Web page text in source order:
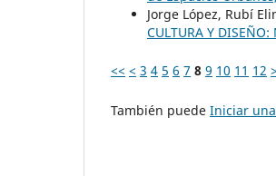
Jorge López, Rubí
CULTURA Y
<< < 3 4 5 6 7 8 9 10 11 12 >
También puede Iniciar